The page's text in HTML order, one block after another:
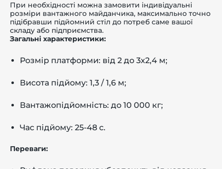
При необхідності можна замовити індивідуальні
розміри вантажного майданчика, максимально точно
підібравши підйомний стіл до потреб саме вашої
складу або підприємства.
Загальні характеристики:
Розмір платформи: від 2 до 3х2,4 м;
Висота підйому: 1,3 / 1,6 м;
Вантажопідйомність: до 10 000 кг;
Час підйому: 25-48 с.
Переваги: